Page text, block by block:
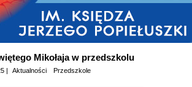
Mikołaja w przedszkolu
| Aktualności Przedszkole